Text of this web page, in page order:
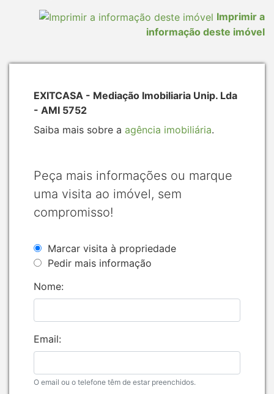
Imprimir a
informação deste imóvel
EXITCASA - Mediação Imobiliaria Unip. Lda
- AMI 5752
Saiba mais sobre a agência imobiliária.
Peça mais informações ou marque
uma visita ao imóvel, sem
compromisso!
Marcar visita à propriedade
Pedir mais informação
Nome:
Email:
O email ou o telefone têm de estar preenchidos.